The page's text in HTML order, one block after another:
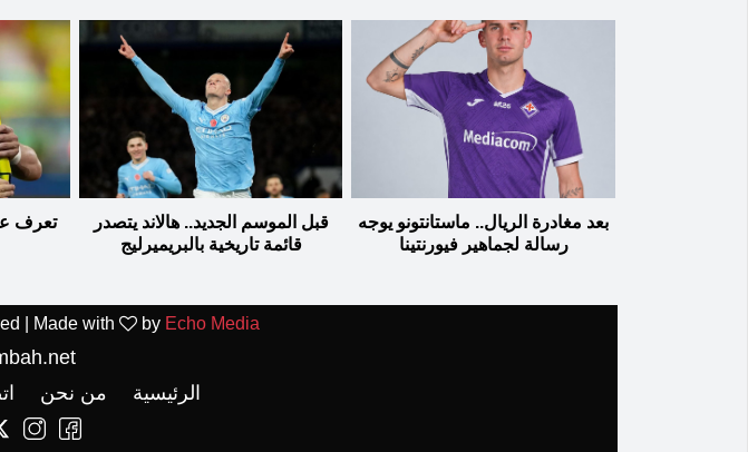
بعد مغادرة الريال.. ماستانتونو يوجه
رسالة لجماهير فيورنتينا
قبل الموسم الجديد.. هالاند يتصدر
قائمة تاريخية بالبريميرليج
تعرف
| Made with by Echo Media
الرئيسية
من نحن